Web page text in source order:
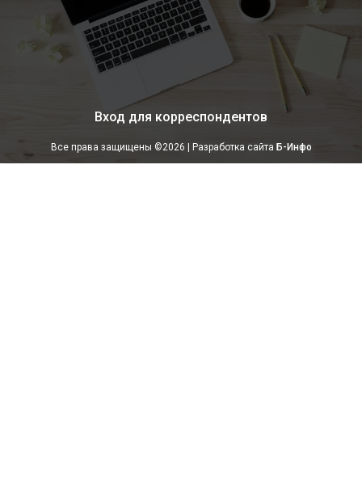
Вход для корреспондентов
Все права защищены ©2026 | Разработка сайта Б-Инфо